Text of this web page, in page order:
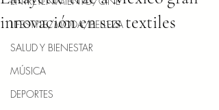
LIFESTYLE/MODA/BELLEZA
SALUD Y BIENESTAR
MÚSICA
DEPORTES
innovación en sus textiles